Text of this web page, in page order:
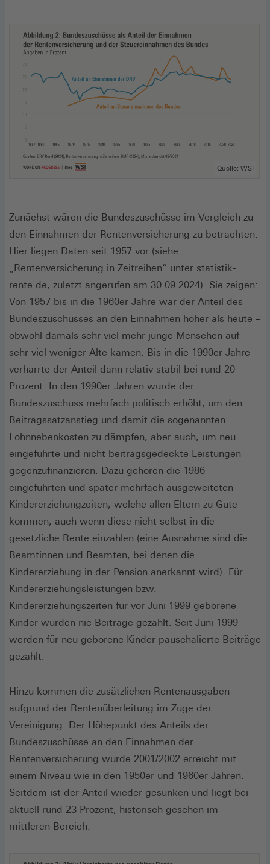
Quelle: WSI
Zunächst wären die Bundeszuschüsse im Vergleich zu
den Einnahmen der Rentenversicherung zu betrachten.
Hier liegen Daten seit 1957 vor (siehe
„Rentenversicherung in Zeitreihen“ unter statistik-
rente.de(Öffnet
in
einem
neuen
Fenster)
, zuletzt angerufen am 30.09.2024). Sie zeigen:
Von 1957 bis in die 1960er Jahre war der Anteil des
Bundeszuschusses an den Einnahmen höher als heute –
obwohl damals sehr viel mehr junge Menschen auf
sehr viel weniger Alte kamen. Bis in die 1990er Jahre
verharrte der Anteil dann relativ stabil bei rund 20
Prozent. In den 1990er Jahren wurde der
Bundeszuschuss mehrfach politisch erhöht, um den
Beitragssatzanstieg und damit die sogenannten
Lohnnebenkosten zu dämpfen, aber auch, um neu
eingeführte und nicht beitragsgedeckte Leistungen
gegenzufinanzieren. Dazu gehören die 1986
eingeführten und später mehrfach ausgeweiteten
Kindererziehungzeiten, welche allen Eltern zu Gute
kommen, auch wenn diese nicht selbst in die
gesetzliche Rente einzahlen (eine Ausnahme sind die
Beamtinnen und Beamten, bei denen die
Kindererziehung in der Pension anerkannt wird). Für
Kindererziehungsleistungen bzw.
Kindererziehungszeiten für vor Juni 1999 geborene
Kinder wurden nie Beiträge gezahlt. Seit Juni 1999
werden für neu geborene Kinder pauschalierte Beiträge
gezahlt.
Hinzu kommen die zusätzlichen Rentenausgaben
aufgrund der Rentenüberleitung im Zuge der
Vereinigung. Der Höhepunkt des Anteils der
Bundeszuschüsse an den Einnahmen der
Rentenversicherung wurde 2001/2002 erreicht mit
einem Niveau wie in den 1950er und 1960er Jahren.
Seitdem ist der Anteil wieder gesunken und liegt bei
aktuell rund 23 Prozent, historisch gesehen im
mittleren Bereich.